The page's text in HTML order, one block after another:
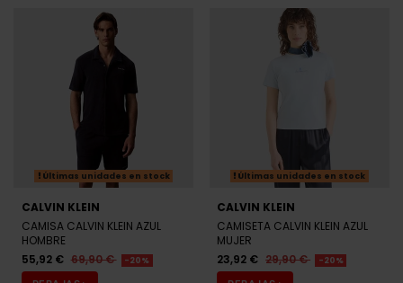
Últimas unidades en stock
CALVIN KLEIN
CAMISA CALVIN KLEIN AZUL
HOMBRE
55,92 € 69,90 € -20%
Últimas unidades en stock
CALVIN KLEIN
CAMISETA CALVIN KLEIN AZUL
MUJER
23,92 € 29,90 € -20%